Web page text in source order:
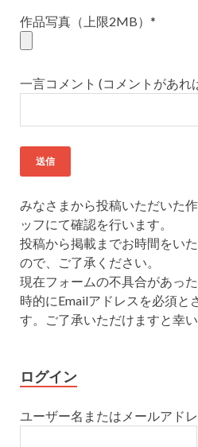
作品写真（上限2MB）*
一言コメント (コメントがあれ
みなさまから投稿いただいた
ッフにて確認を行います。
投稿から掲載までお時間をい
ので、ご了承ください。
現在フォームの不具合があっ
時的にEmailアドレスを必須と
す。ご了承いただけますと幸い
ログイン
ユーザー名またはメールアド